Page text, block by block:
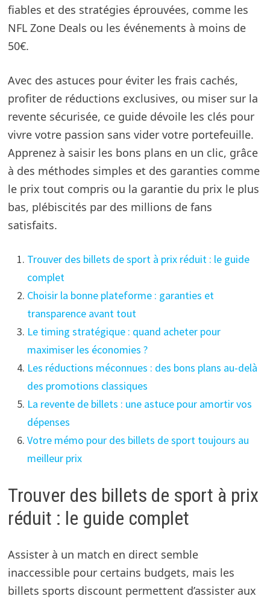
fiables et des stratégies éprouvées, comme les
NFL Zone Deals ou les événements à moins de
50€.
Avec des astuces pour éviter les frais cachés,
profiter de réductions exclusives, ou miser sur la
revente sécurisée, ce guide dévoile les clés pour
vivre votre passion sans vider votre portefeuille.
Apprenez à saisir les bons plans en un clic, grâce
à des méthodes simples et des garanties comme
le prix tout compris ou la garantie du prix le plus
bas, plébiscités par des millions de fans
satisfaits.
Trouver des billets de sport à prix réduit : le guide
complet
Choisir la bonne plateforme : garanties et
transparence avant tout
Le timing stratégique : quand acheter pour
maximiser les économies ?
Les réductions méconnues : des bons plans au-delà
des promotions classiques
La revente de billets : une astuce pour amortir vos
dépenses
Votre mémo pour des billets de sport toujours au
meilleur prix
Trouver des billets de sport à prix
réduit : le guide complet
Assister à un match en direct semble
inaccessible pour certains budgets, mais les
billets sports discount permettent d’assister aux